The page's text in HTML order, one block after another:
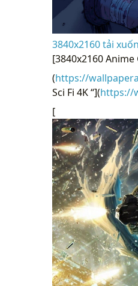
3840x2160 tải
[3840x2160
(https://
Sci Fi 4K “](https://
[